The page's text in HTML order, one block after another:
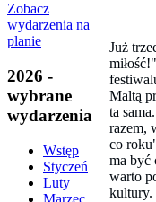
Zobacz
wydarzenia na
planie
2026 -
wybrane
wydarzenia
Wstęp
Styczeń
Luty
Marzec
Już
Maltą
ta
razem,
co
ma być
warto
kultury.